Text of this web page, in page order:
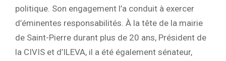
politique. Son engagement l’a conduit à exercer
d’éminentes responsabilités. À la tête de la mairie
de Saint-Pierre durant plus de 20 ans, Président de
la CIVIS et d’ILEVA, il a été également sénateur,